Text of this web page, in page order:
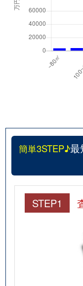
簡単3STEP♪最
STEP1